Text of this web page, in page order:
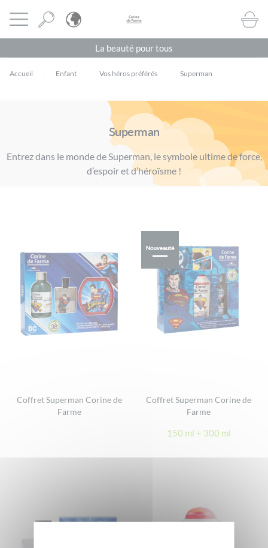
Ouvrir le menu CORINE DE FARME BE
La beauté pour tous
Accueil Enfant Vos héros préférés Superman
Superman
Entrez dans le monde de Superman, le symbole ultime de force,
d’espoir et d’héroïsme !
Coffret Superman Corine de
Farme
Coffret Superman Corine de
Farme
150 ml + 300 ml